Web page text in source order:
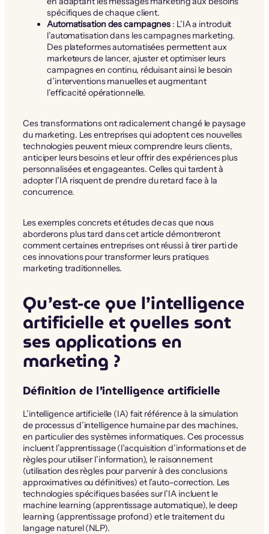
spécifiques de chaque client.
Automatisation des campagnes : L’IA a introduit
l’automatisation dans les campagnes marketing.
Des plateformes automatisées permettent aux
marketeurs de lancer, ajuster et optimiser leurs
campagnes en continu, réduisant ainsi le besoin
d’interventions manuelles et augmentant
l’efficacité opérationnelle.
Ces transformations ont radicalement changé le paysage
du marketing. Les entreprises qui adoptent ces nouvelles
technologies peuvent mieux comprendre leurs clients,
anticiper leurs besoins et leur offrir des expériences plus
personnalisées et engageantes. Celles qui tardent à
adopter l’IA risquent de prendre du retard face à la
concurrence.
Les exemples concrets et études de cas que nous
aborderons plus tard dans cet article démontreront
comment certaines entreprises ont réussi à tirer parti de
ces innovations pour transformer leurs pratiques
marketing traditionnelles.
Qu’est-ce que l’intelligence
artificielle et quelles sont
ses applications en
marketing ?
Définition de l’intelligence artificielle
L’intelligence artificielle (IA) fait référence à la simulation
de processus d’intelligence humaine par des machines,
en particulier des systèmes informatiques. Ces processus
incluent l’apprentissage (l’acquisition d’informations et de
règles pour utiliser l’information), le raisonnement
(utilisation des règles pour parvenir à des conclusions
approximatives ou définitives) et l’auto-correction. Les
technologies spécifiques basées sur l’IA incluent le
machine learning (apprentissage automatique), le deep
learning (apprentissage profond) et le traitement du
langage naturel (NLP).